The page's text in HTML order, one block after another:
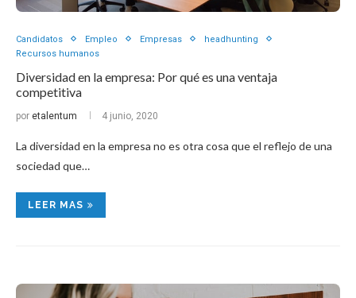
Candidatos Empleo Empresas
headhunting
Recursos humanos
Diversidad en la empresa: Por qué es una ventaja
competitiva
por etalentum 4 junio, 2020
La diversidad en la empresa no es otra cosa que el reflejo de una
sociedad que…
LEER MAS